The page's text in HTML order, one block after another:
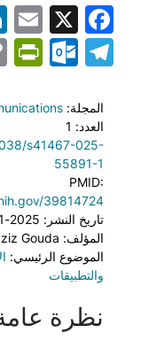
X
المجلة:
العدد: 1
s41467-025-
55891-1
PMID:
39814724
تاريخ النشر: 2025-01-15
المؤلف: Abdelaziz Gouda وآخرون
الموضوع الرئيسي:
والتطبيقات
نظرة